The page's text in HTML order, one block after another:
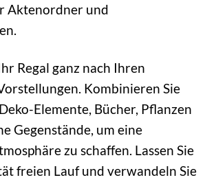
Aktenordner und
Regal ganz nach Ihren
Kombinieren Sie
Elemente, Bücher, Pflanzen
Gegenstände, um eine
zu schaffen. Lassen Sie
freien Lauf und verwandeln Sie